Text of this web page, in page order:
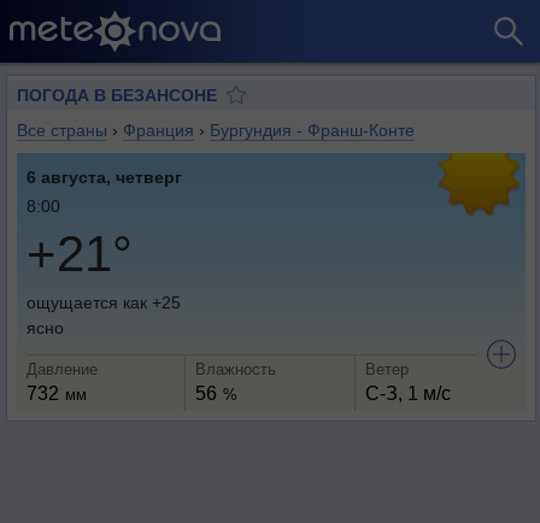
ПОГОДА В БЕЗАНСОНЕ
Все страны › Франция › Бургундия - Франш-Конте
6 августа, четверг
8:00
+21°
ощущается как +25
ясно
Давление
732 мм
Влажность
56 %
Ветер
С-З, 1 м/с